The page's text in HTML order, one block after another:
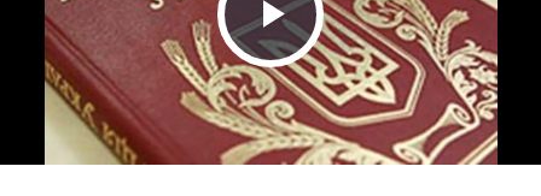
Play Video